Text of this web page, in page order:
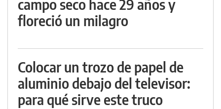
campo seco hace 29 años y
floreció un milagro
Colocar un trozo de papel de
aluminio debajo del televisor:
para qué sirve este truco